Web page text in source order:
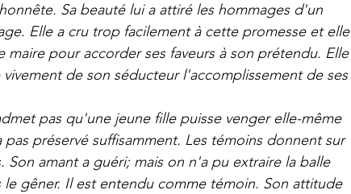
Sa beauté lui a attiré les hommages d'un
Elle a cru trop facilement à cette promesse et elle
pour accorder ses faveurs à son prétendu. Elle
de son séducteur l'accomplissement de ses
pas qu'une jeune fille puisse venger elle-même
préservé suffisamment. Les témoins donnent sur
amant a guéri; mais on n'a pu extraire la balle
gêner. Il est entendu comme témoin. Son attitude